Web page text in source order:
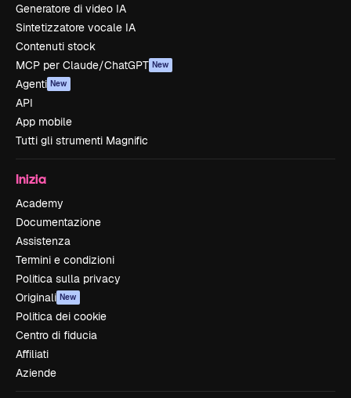
Generatore di video IA
Sintetizzatore vocale IA
Contenuti stock
MCP per Claude/ChatGPT New
Agenti New
API
App mobile
Tutti gli strumenti Magnific
Inizia
Academy
Documentazione
Assistenza
Termini e condizioni
Politica sulla privacy
Originali New
Politica dei cookie
Centro di fiducia
Affiliati
Aziende